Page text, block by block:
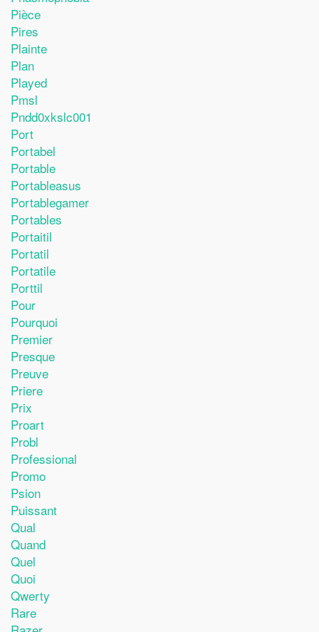
Pièce
Pires
Plainte
Plan
Played
Pmsl
Pndd0xkslc001
Port
Portabel
Portable
Portableasus
Portablegamer
Portables
Portaitil
Portatil
Portatile
Porttil
Pour
Pourquoi
Premier
Presque
Preuve
Priere
Prix
Proart
Probl
Professional
Promo
Psion
Puissant
Qual
Quand
Quel
Quoi
Qwerty
Rare